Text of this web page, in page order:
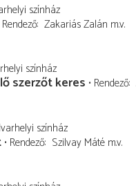
színház
Rendező Zakariás Zalán m.v.
színház
szerzőt keres Rendező
színház
Rendező Szilvay Máté m.v.